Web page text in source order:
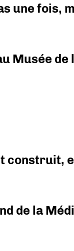
une fois,
Musée de
construit,
de la